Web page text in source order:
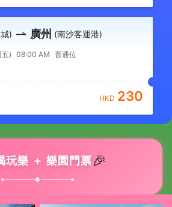
) 廣州 (南沙客運港)
) 08:00 AM 普通位
HKD 230
玩樂 ＋ 樂園門票🎉
◆